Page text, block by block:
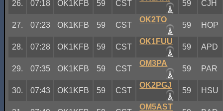
26. 07:18 OK1KFB 59 CST 59 CJH
27. 07:23 OK1KFB 59 CST
OK2TO
59 HOP
28. 07:28 OK1KFB 59 CST
OK1FUU
59 APD
29. 07:35 OK1KFB 59 CST
OM3PA
59 PAR
30. 07:43 OK1KFB 59 CST
OK2PGJ
59 HSU
OM5AST